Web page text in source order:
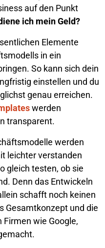
auf den Punkt
ich mein Geld?
Elemente
in ein
So kann sich dein
einstellen und du
genau erreichen.
werden
transparent.
werden
leichter verstanden
gleich testen, ob sie
Denn das Entwickeln
schafft noch keinen
Gesamtkonzept und die
wie Google,